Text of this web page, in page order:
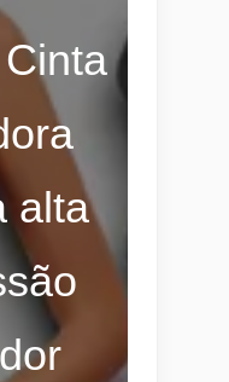
alta